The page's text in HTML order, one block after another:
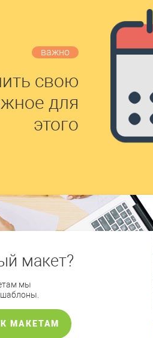
важно
свою
для
этого
макет?
мы
МАКЕТАМ